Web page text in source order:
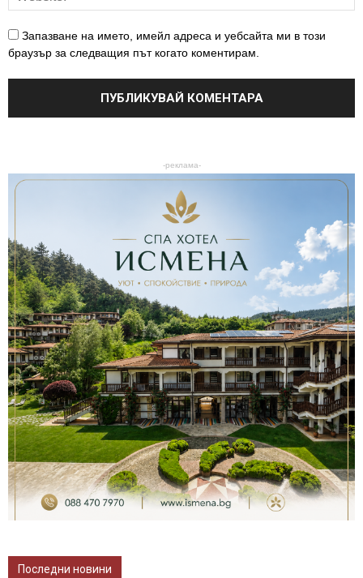
Запазване на името, имейл адреса и уебсайта ми в този
браузър за следващия път когато коментирам.
-реклама-
Последни новини